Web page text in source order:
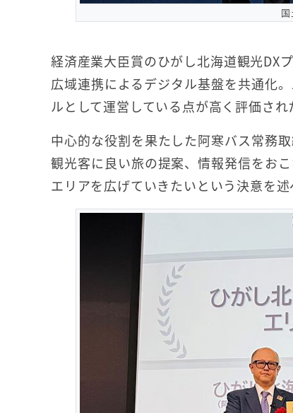
経済産業大臣賞のひがし北海道観光DX
広域連携によるデジタル基盤を共通化
ルとして運営している点が高く評価され
中心的な役割を果たした阿寒バス常務
観光客に良い旅の提案、情報発信をお
エリアを広げていきたいという決意を述